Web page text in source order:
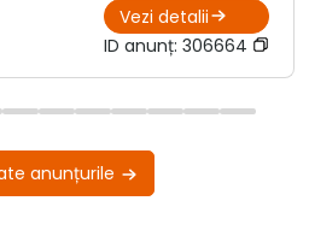
Vezi detalii
ID anunț: 306664
anunțurile